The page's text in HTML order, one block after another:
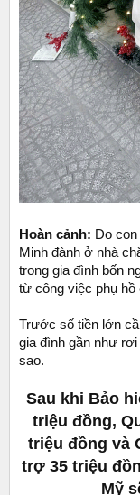
Hoàn cảnh: Do
Minh đành ở nhà
trong gia đình bốn
từ công việc phụ hồ
Trước số tiền lớn
gia đình gần như
sao.
Sau khi Bảo
triệu đồng,
triệu đồng và
trợ 35 triệu
Mỹ